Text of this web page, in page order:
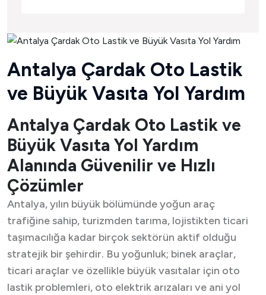
Antalya Çardak Oto Lastik
ve Büyük Vasıta Yol Yardım
Antalya Çardak Oto Lastik ve
Büyük Vasıta Yol Yardım
Alanında Güvenilir ve Hızlı
Çözümler
Antalya, yılın büyük bölümünde yoğun araç
trafiğine sahip, turizmden tarıma, lojistikten ticari
taşımacılığa kadar birçok sektörün aktif olduğu
stratejik bir şehirdir. Bu yoğunluk; binek araçlar,
ticari araçlar ve özellikle büyük vasıtalar için oto
lastik problemleri, oto elektrik arızaları ve ani yol